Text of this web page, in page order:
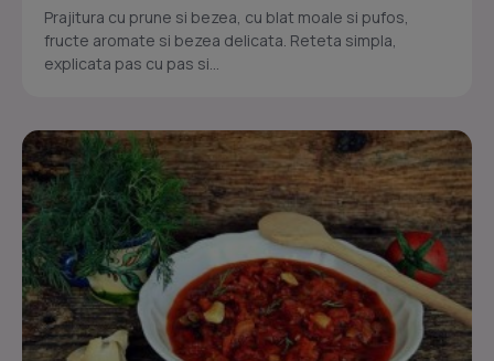
Prajitura cu prune si bezea, cu blat moale si pufos,
fructe aromate si bezea delicata. Reteta simpla,
explicata pas cu pas si...